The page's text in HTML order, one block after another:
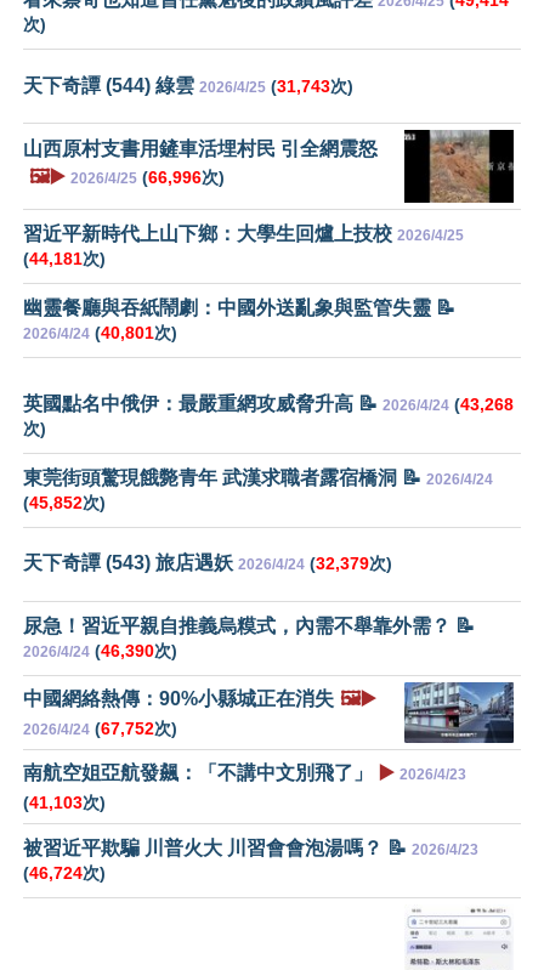
次)
天下奇譚 (544) 綠雲 2026/4/25 (31,743次)
山西原村支書用鏟車活埋村民 引全網震怒
🖼️▶️ 2026/4/25 (66,996次)
習近平新時代上山下鄉：大學生回爐上技校 2026/4/25
(44,181次)
幽靈餐廳與吞紙鬧劇：中國外送亂象與監管失靈 📝
2026/4/24 (40,801次)
英國點名中俄伊：最嚴重網攻威脅升高 📝 2026/4/24 (43,268
次)
東莞街頭驚現餓斃青年 武漢求職者露宿橋洞 📝 2026/4/24
(45,852次)
天下奇譚 (543) 旅店遇妖 2026/4/24 (32,379次)
尿急！習近平親自推義烏糢式，內需不舉靠外需？ 📝
2026/4/24 (46,390次)
中國網絡熱傳：90%小縣城正在消失 🖼️▶️
2026/4/24 (67,752次)
南航空姐亞航發飆：「不講中文別飛了」 ▶️ 2026/4/23
(41,103次)
被習近平欺騙 川普火大 川習會會泡湯嗎？ 📝 2026/4/23
(46,724次)